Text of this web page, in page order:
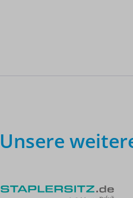
Unsere